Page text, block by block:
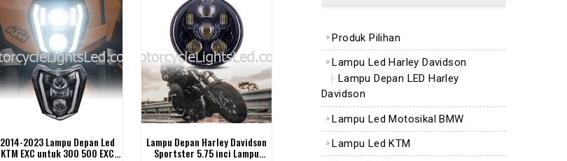
2014-2023 Lampu Depan Led
KTM EXC untuk 300 500 EXC
Lampu Depan Harley Davidson
Sportster 5.75 inci Lampu
Produk Pilihan
Lampu Led Harley Davidson
Lampu Depan LED Harley
Davidson
Lampu Led Motosikal BMW
Lampu Led KTM